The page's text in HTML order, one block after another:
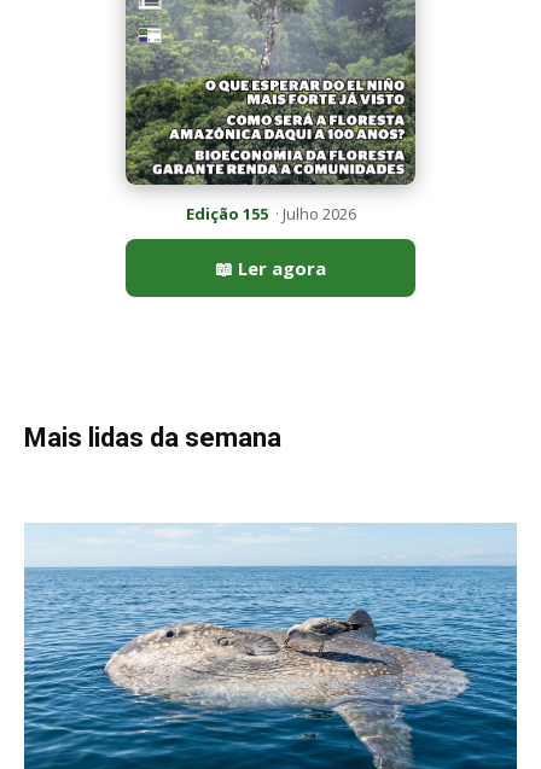
Mais lidas da semana
Peixe-lua emerge horizontalmente na superfície oceânica para
permitir que aves marinhas removam ectoparasitas